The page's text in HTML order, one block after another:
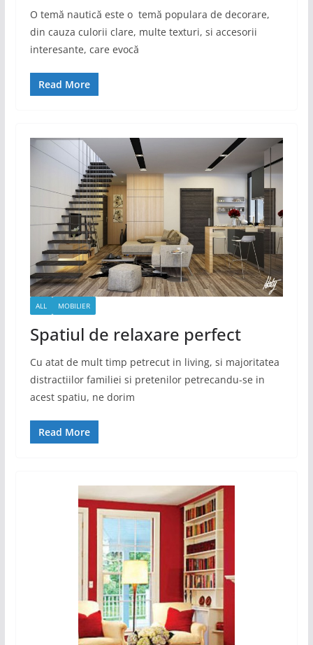
O temă nautică este o temă populara de decorare,
din cauza culorii clare, multe texturi, si accesorii
interesante, care evocă
Read More
ALL MOBILIER
Spatiul de relaxare perfect
Cu atat de mult timp petrecut in living, si majoritatea
distractiilor familiei si pretenilor petrecandu-se in
acest spatiu, ne dorim
Read More